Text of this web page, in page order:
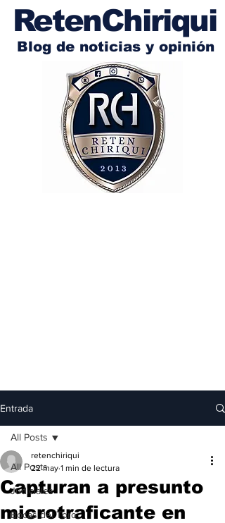
RetenChiriqui
Blog de noticias y opinión
Entrada
All Posts
Judiciales
Bocas del Toro
All Posts
Capturan a presunto
microtraficante en
retenchiriqui
22 may 1 min de lectura